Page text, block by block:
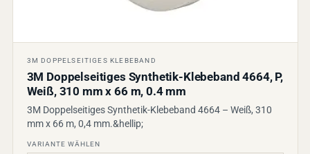
3M DOPPELSEITIGES KLEBEBAND
3M Doppelseitiges Synthetik-Klebeband 4664, P,
Weiß, 310 mm x 66 m, 0.4 mm
3M Doppelseitiges Synthetik-Klebeband 4664 – Weiß, 310
mm x 66 m, 0,4 mm.&hellip;
VARIANTE WÄHLEN